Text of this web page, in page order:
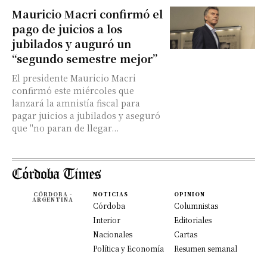
Mauricio Macri confirmó el
pago de juicios a los
jubilados y auguró un
“segundo semestre mejor”
El presidente Mauricio Macri
confirmó este miércoles que
lanzará la amnistía fiscal para
pagar juicios a jubilados y aseguró
que "no paran de llegar...
CÓRDOBA -
ARGENTINA
NOTICIAS
Córdoba
Interior
Nacionales
Política y Economía
OPINION
Columnistas
Editoriales
Cartas
Resumen semanal